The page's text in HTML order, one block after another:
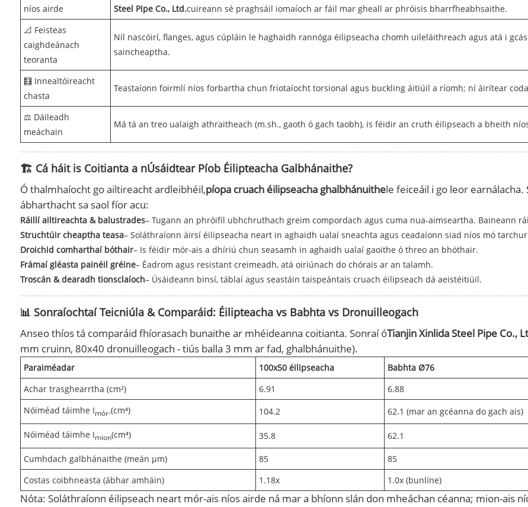
níos airde
Steel Pipe Co., Ltd.cuireann sé praghsáil iomaíoch ar fáil mar gheall ar phróisis bharrfheabhsaithe.
📐 Feisteas
caighdeánach
teoranta
Níl nascóirí, flanges, agus cúpláin le haghaidh rannóga éilipseacha chomh uileláithreach agus atá i
saincheaptha.
🧮 Innealtóireacht
chasta
Teastaíonn foirmlí níos forbartha chun friotaíocht torsional agus buckling áitiúil a ríomh; ní áirítear
⚖️ Dáileadh
meáchain
Má tá an treo ualaigh athraitheach (m.sh., gaoth ó gach taobh), is féidir an cruth éilipseach a bheith
🏗️ Cá háit is Coitianta a nÚsáidtear Píob Éilipteacha Galbhánaithe?
Ó thalmhaíocht go ailtireacht ardleibhéil,píopa cruach éilipseacha ghalbhánuithele feiceáil i go leor
ábharthacht sa saol fíor acu:
Ráillí ailtireachta & balustrades– Tugann an phróifíl ubhchruthach greim compordach agus cuma nua-aimseartha. Baineann
Struchtúir cheaptha teasa– Soláthraíonn áirsí éilipseacha neart in aghaidh ualaí sneachta agus ceadaíonn siad níos mó
Droichid comharthaí bóthair– Is féidir mór-ais a dhíriú chun seasamh in aghaidh ualaí gaoithe ó threo an bhóthair.
Frámaí gléasta painéil gréine– Éadrom agus resistant creimeadh, atá oiriúnach do chórais ar an talamh.
Troscán & dearadh tionsclaíoch– Úsáideann binsí, táblaí agus seastáin taispeántais cruach éilipseach dá aeistéitiúil.
📊 Sonraíochtaí Teicniúla & Comparáid: Éilipteacha vs Babhta vs Dronuilleogach
Anseo thíos tá comparáid fhíorasach bunaithe ar mhéideanna coitianta. Sonraí óTianjin Xinlida Steel Pipe Co.,
mm cruinn, 80x40 dronuilleogach - tiús balla 3 mm ar fad, ghalbhánuithe).
Paraiméadar 100x50 éilipseacha Babhta Ø76
Achar trasghearrtha (cm²)
6.91 6.88
Nóiméad táimhe Imór-(cm⁴) 104.2 62.1 (mar an gcéanna do gach ais)
Nóiméad táimhe Imion(cm⁴) 35.8 62.1
Cumhdach galbhánaithe (meán µm) 85 85
Costas coibhneasta (ábhar amháin)
1.18x 1.0x (bunlíne)
Nóta: Soláthraíonn éilipseach neart mór-ais níos airde ná mar a bhíonn slán don mheáchan céanna; mion-ais